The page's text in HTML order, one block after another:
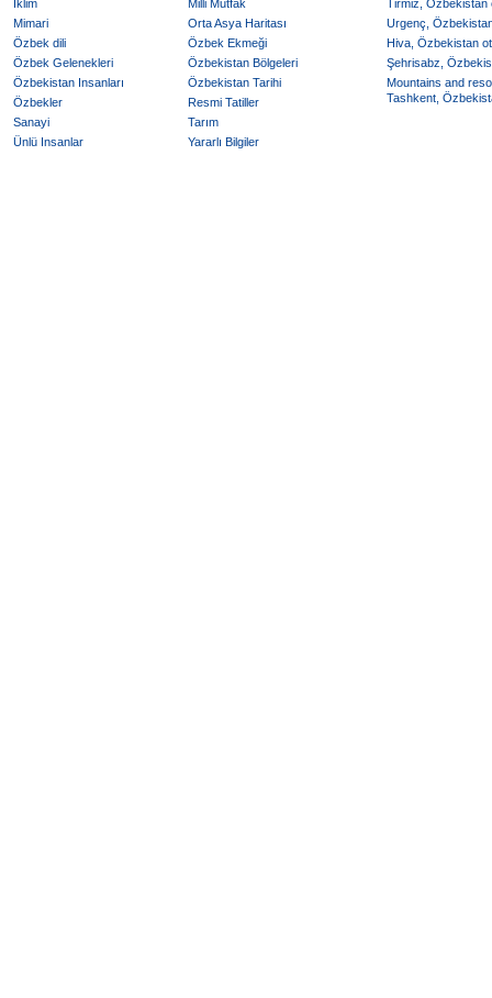
Iklim
Milli Mutfak
Mimari
Orta Asya Haritası
Özbek dili
Özbek Ekmeği
Özbek Gelenekleri
Özbekistan Bölgeleri
Özbekistan Insanları
Özbekistan Tarihi
Özbekler
Resmi Tatiller
Sanayi
Tarım
Ünlü Insanlar
Yararlı Bilgiler
Tirmiz, Özbekistan
Urgenç,
Hiva, Özbekistan
Şehrisabz,
Mountains and
Tashkent,